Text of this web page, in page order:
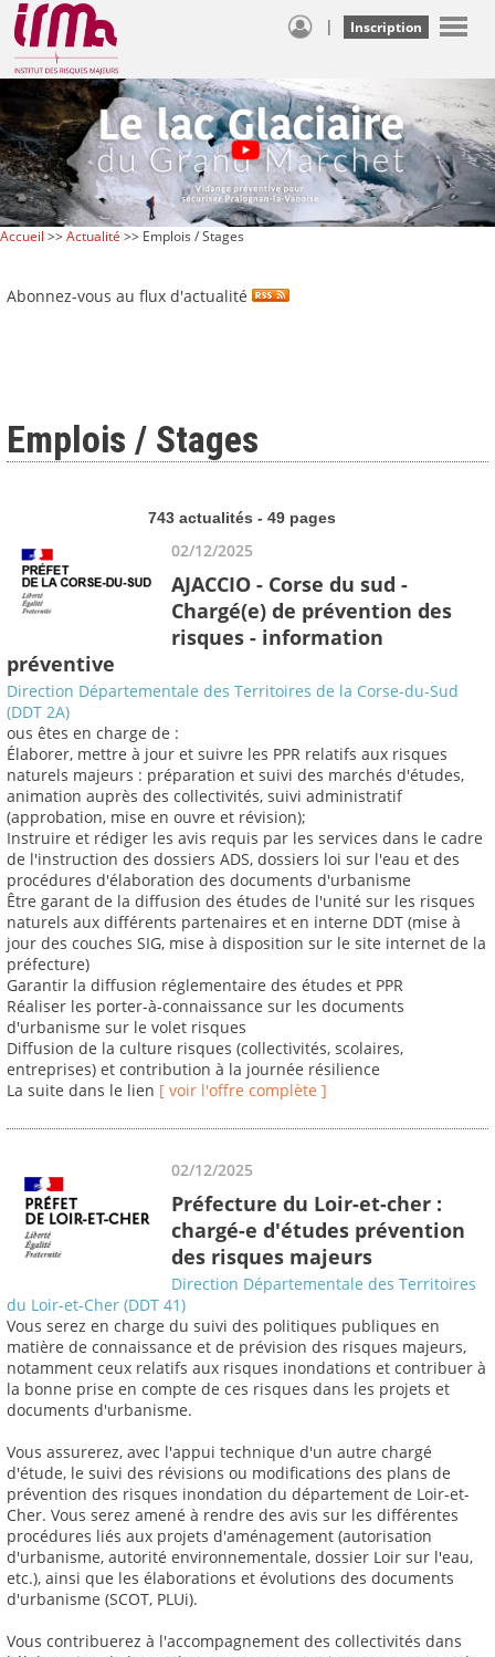
| Inscription
Accueil >>Actualité >> Emplois / Stages
Abonnez-vous au flux d'actualité
Emplois / Stages
743 actualités - 49 pages
02/12/2025
AJACCIO - Corse du sud -
Chargé(e) de prévention des
risques - information
préventive
Direction Départementale des Territoires de la Corse-du-Sud
(DDT 2A)
ous êtes en charge de :
Élaborer, mettre à jour et suivre les PPR relatifs aux risques
naturels majeurs : préparation et suivi des marchés d'études,
animation auprès des collectivités, suivi administratif
(approbation, mise en ouvre et révision);
Instruire et rédiger les avis requis par les services dans le cadre
de l'instruction des dossiers ADS, dossiers loi sur l'eau et des
procédures d'élaboration des documents d'urbanisme
Être garant de la diffusion des études de l'unité sur les risques
naturels aux différents partenaires et en interne DDT (mise à
jour des couches SIG, mise à disposition sur le site internet de la
préfecture)
Garantir la diffusion réglementaire des études et PPR
Réaliser les porter-à-connaissance sur les documents
d'urbanisme sur le volet risques
Diffusion de la culture risques (collectivités, scolaires,
entreprises) et contribution à la journée résilience
La suite dans le lien [ voir l'offre complète ]
02/12/2025
Préfecture du Loir-et-cher :
chargé-e d'études prévention
des risques majeurs
Direction Départementale des Territoires
du Loir-et-Cher (DDT 41)
Vous serez en charge du suivi des politiques publiques en
matière de connaissance et de prévision des risques majeurs,
notamment ceux relatifs aux risques inondations et contribuer à
la bonne prise en compte de ces risques dans les projets et
documents d'urbanisme.
Vous assurerez, avec l'appui technique d'un autre chargé
d'étude, le suivi des révisions ou modifications des plans de
prévention des risques inondation du département de Loir-et-
Cher. Vous serez amené à rendre des avis sur les différentes
procédures liés aux projets d'aménagement (autorisation
d'urbanisme, autorité environnementale, dossier Loir sur l'eau,
etc.), ainsi que les élaborations et évolutions des documents
d'urbanisme (SCOT, PLUi).
Vous contribuerez à l'accompagnement des collectivités dans